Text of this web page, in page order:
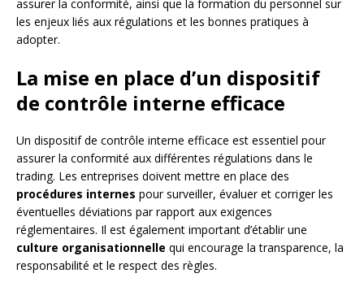
assurer la conformité, ainsi que la formation du personnel sur
les enjeux liés aux régulations et les bonnes pratiques à
adopter.
La mise en place d’un dispositif
de contrôle interne efficace
Un dispositif de contrôle interne efficace est essentiel pour
assurer la conformité aux différentes régulations dans le
trading. Les entreprises doivent mettre en place des
procédures internes pour surveiller, évaluer et corriger les
éventuelles déviations par rapport aux exigences
réglementaires. Il est également important d’établir une
culture organisationnelle qui encourage la transparence, la
responsabilité et le respect des règles.